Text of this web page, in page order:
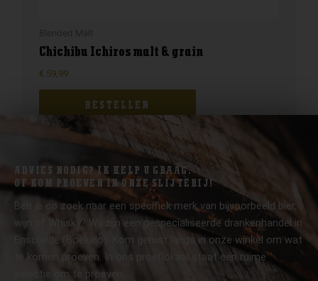
Chichibu Ichiros malt & grain
€ 59,99
BESTELLEN
ADVIES NODIG? IK HELP U GRAAG.
OF KOM PROEVEN IN ONZE SLIJTERIJ!
Ben je op zoek naar een specifiek merk van bijvoorbeeld bier,
wijn of Whisky? Wij zijn een gespecialiseerde drankenhandel in
Enschede (Boekelo). Kom gerust langs in onze winkel om wat
te komen proeven. In ons proeflokaal staat een ruime
selectie om te proeven.